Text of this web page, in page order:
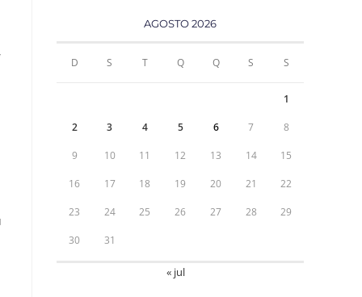
AGOSTO 2026
D S T Q Q S S
1
2 3 4 5 6 7 8
9 10 11 12 13 14 15
16 17 18 19 20 21 22
23 24 25 26 27 28 29
30 31
« jul